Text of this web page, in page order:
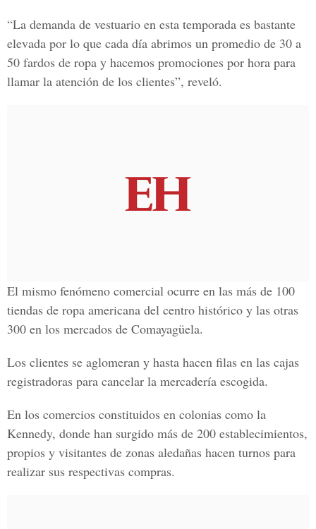
“La demanda de vestuario en esta temporada es bastante
elevada por lo que cada día abrimos un promedio de 30 a
50 fardos de ropa y hacemos promociones por hora para
llamar la atención de los clientes”, reveló.
El mismo fenómeno comercial ocurre en las más de 100
tiendas de ropa americana del centro histórico y las otras
300 en los mercados de Comayagüela.
Los clientes se aglomeran y hasta hacen filas en las cajas
registradoras para cancelar la mercadería escogida.
En los comercios constituidos en colonias como la
Kennedy, donde han surgido más de 200 establecimientos,
propios y visitantes de zonas aledañas hacen turnos para
realizar sus respectivas compras.